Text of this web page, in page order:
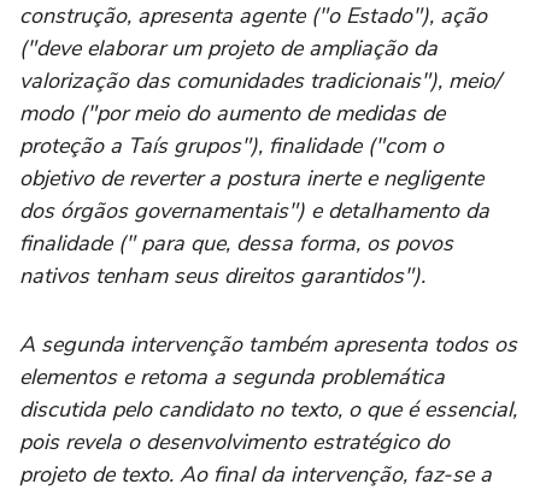
construção, apresenta agente ("o Estado"), ação
("deve elaborar um projeto de ampliação da
valorização das comunidades tradicionais"), meio/
modo ("por meio do aumento de medidas de
proteção a Taís grupos"), finalidade ("com o
objetivo de reverter a postura inerte e negligente
dos órgãos governamentais") e detalhamento da
finalidade (" para que, dessa forma, os povos
nativos tenham seus direitos garantidos").
A segunda intervenção também apresenta todos os
elementos e retoma a segunda problemática
discutida pelo candidato no texto, o que é essencial,
pois revela o desenvolvimento estratégico do
projeto de texto. Ao final da intervenção, faz-se a